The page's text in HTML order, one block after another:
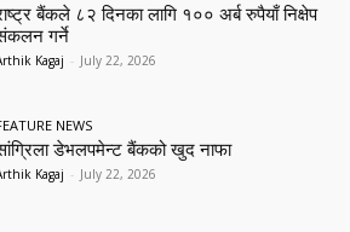
बैंकले ८२ दिनका लागि १०० अर्ब रुपैयाँ निक्षेप
गर्ने
Kagaj - July 22, 2026
NEWS
डेभलपमेन्ट बैंकको खुद नाफा
Kagaj - July 22, 2026